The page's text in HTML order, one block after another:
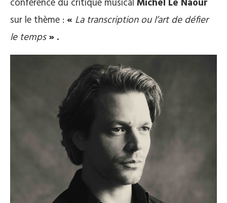
sur le thème : « La transcription ou l’art de défier
le temps» .